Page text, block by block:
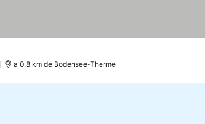
a 0.8 km de Bodensee-Therme